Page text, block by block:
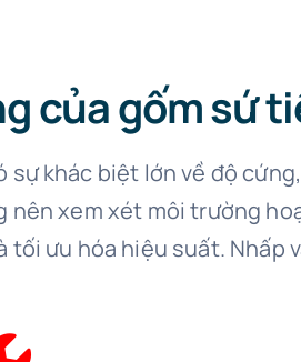
của gốm sứ
sự khác biệt lớn về độ
nên xem xét môi trường
tối ưu hóa hiệu suất.